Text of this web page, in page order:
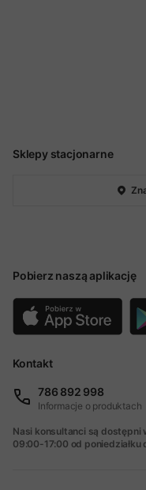
Sklepy stacjonarne
Pobierz naszą aplikację
Kontakt
786 892 998
Informacje o produktach
Nasi konsultanci są dostępni
09:00-17:00 od poniedziałku